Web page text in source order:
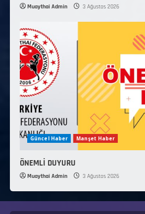
Muaythai Admin 3 Ağustos 2026
Güncel Haber Manşet Haber
ÖNEMLİ DUYURU
Muaythai Admin 3 Ağustos 2026